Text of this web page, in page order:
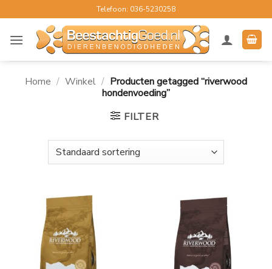
naar
inhoud
Telefoon: 036-5230258
Home / Winkel / Producten getagged “riverwood
hondenvoeding”
FILTER